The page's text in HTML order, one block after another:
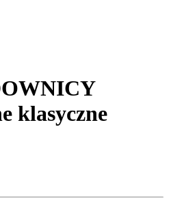
klasyczne